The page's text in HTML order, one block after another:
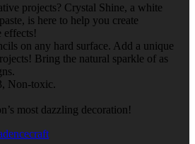
projects? Crystal Shine, a white
is here to help you create
effects!
on any hard surface. Add a unique
Bring the natural sparkle of as
Non-toxic.
most dazzling decoration!